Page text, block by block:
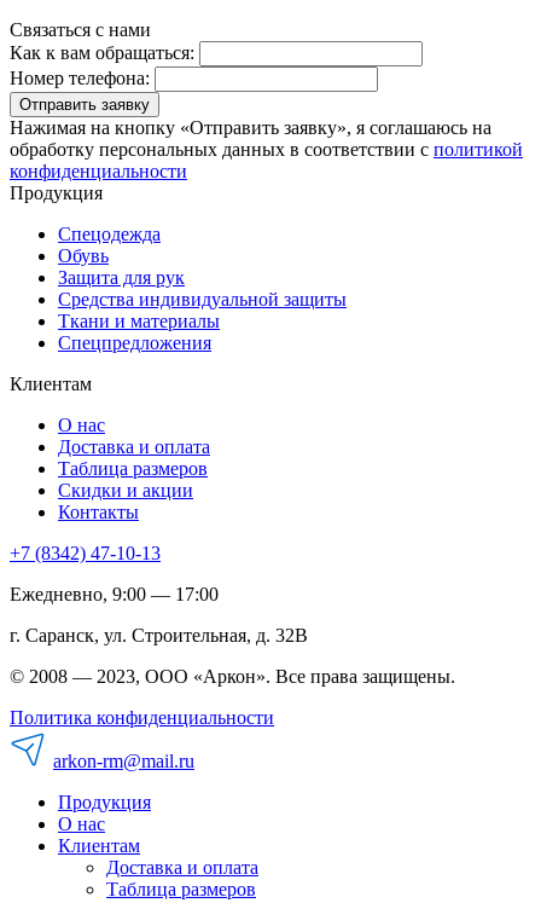
Связаться с нами
Как к вам обращаться:
Номер телефона:
Отправить заявку
Нажимая на кнопку «Отправить заявку», я соглашаюсь на
обработку персональных данных в соответствии с политикой
конфиденциальности
Продукция
Спецодежда
Обувь
Защита для рук
Средства индивидуальной защиты
Ткани и материалы
Спецпредложения
Клиентам
О нас
Доставка и оплата
Таблица размеров
Скидки и акции
Контакты
+7 (8342) 47-10-13
Ежедневно, 9:00 — 17:00
г. Саранск, ул. Строительная, д. 32В
© 2008 — 2023, ООО «Аркон». Все права защищены.
Политика конфиденциальности
arkon-rm@mail.ru
Продукция
О нас
Клиентам
Доставка и оплата
Таблица размеров